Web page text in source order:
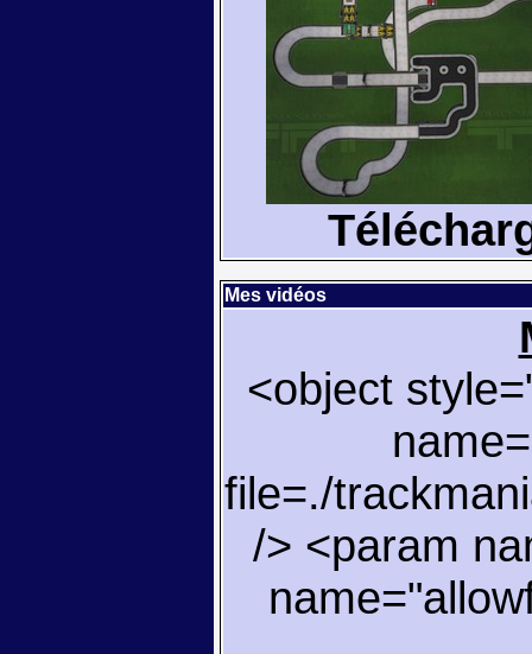
Mes vidéos
<object
file=./
/> <param